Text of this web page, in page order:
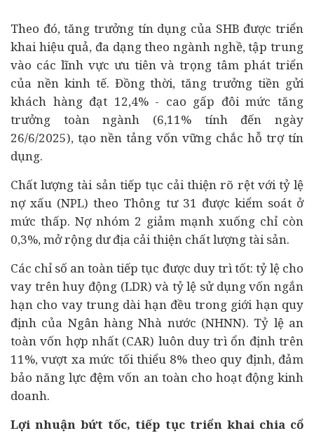
Theo đó, tăng trưởng tín dụng của SHB được triển
khai hiệu quả, đa dạng theo ngành nghề, tập trung
vào các lĩnh vực ưu tiên và trọng tâm phát triển
của nền kinh tế. Đồng thời, tăng trưởng tiền gửi
khách hàng đạt 12,4% - cao gấp đôi mức tăng
trưởng toàn ngành (6,11% tính đến ngày
26/6/2025), tạo nền tảng vốn vững chắc hỗ trợ tín
dụng.
Chất lượng tài sản tiếp tục cải thiện rõ rệt với tỷ lệ
nợ xấu (NPL) theo Thông tư 31 được kiểm soát ở
mức thấp. Nợ nhóm 2 giảm mạnh xuống chỉ còn
0,3%, mở rộng dư địa cải thiện chất lượng tài sản.
Các chỉ số an toàn tiếp tục được duy trì tốt: tỷ lệ cho
vay trên huy động (LDR) và tỷ lệ sử dụng vốn ngắn
hạn cho vay trung dài hạn đều trong giới hạn quy
định của Ngân hàng Nhà nước (NHNN). Tỷ lệ an
toàn vốn hợp nhất (CAR) luôn duy trì ổn định trên
11%, vượt xa mức tối thiểu 8% theo quy định, đảm
bảo năng lực đệm vốn an toàn cho hoạt động kinh
doanh.
Lợi nhuận bứt tốc, tiếp tục triển khai chia cổ